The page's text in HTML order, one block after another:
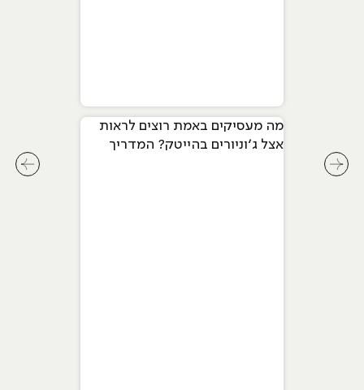
מה מעסיקים באמת רוצים לראות
אצל ג׳וניורים בהייטק? המדריך
לחץ לחץ לשיקופית קודמת בסליידר מאמרים